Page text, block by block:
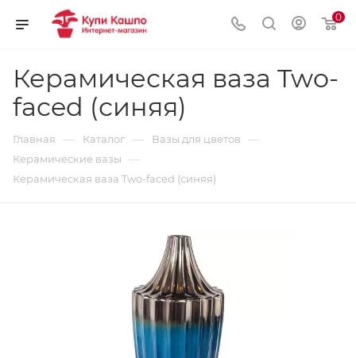
0
Керамическая ваза Two-
faced (синяя)
Главная — Каталог — Вазы для цветов —
Керамические вазы —
Керамическая ваза Two-faced (синяя)